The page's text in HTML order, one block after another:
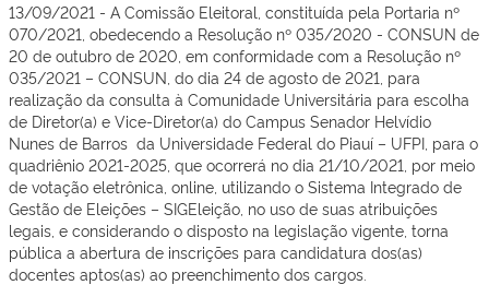
13/09/2021 - A Comissão Eleitoral, constituída pela Portaria nº
070/2021, obedecendo a Resolução nº 035/2020 - CONSUN de
20 de outubro de 2020, em conformidade com a Resolução nº
035/2021 – CONSUN, do dia 24 de agosto de 2021, para
realização da consulta à Comunidade Universitária para escolha
de Diretor(a) e Vice-Diretor(a) do Campus Senador Helvídio
Nunes de Barros da Universidade Federal do Piauí – UFPI, para o
quadriênio 2021-2025, que ocorrerá no dia 21/10/2021, por meio
de votação eletrônica, online, utilizando o Sistema Integrado de
Gestão de Eleições – SIGEleição, no uso de suas atribuições
legais, e considerando o disposto na legislação vigente, torna
pública a abertura de inscrições para candidatura dos(as)
docentes aptos(as) ao preenchimento dos cargos.